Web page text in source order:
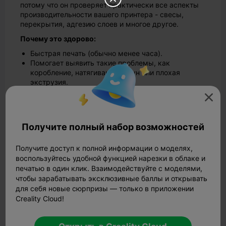
потому что он проверяет практически все аспекты
производительности вашего принтера - свесы,
перекрытия, адгезию слоев и многое другое.
Почему это здорово:
Быстрая печать (обычно менее часа).
Помогает выявить такие проблемы, как
коробление, натягивание струн или плохая
экструзия.
Идеальный ориентир для настройки принтера.
если Benchy выходит неровным, возможно,
температуру сопла.
Калибровочный куб- еще один важный тестовый
отпечаток. Он помогает точно настроить принтер по
осям X, Y и Z, обеспечивая точность размеров
отпечатков.
Почему это здорово:
Быстрая печать (около 20-30 минут).

Получите полный набор возможностей
Получите доступ к полной информации о моделях,
воспользуйтесь удобной функцией нарезки в облаке и
печатью в один клик. Взаимодействуйте с моделями,
чтобы зарабатывать эксклюзивные баллы и открывать
для себя новые сюрпризы — только в приложении
Creality Cloud!